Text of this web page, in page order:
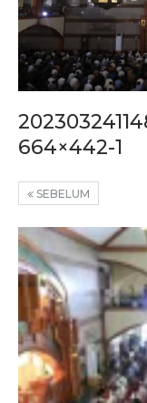
664×442-1
SEBELUM